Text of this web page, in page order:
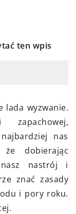
ten wpis
wyzwanie.
zapachowej,
nas
że dobierając
nastrój i
znać zasady
i pory roku.